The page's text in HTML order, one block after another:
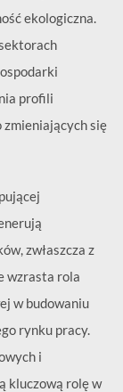
ekologiczna.
profili
zmieniających się
zwłaszcza z
wzrasta rola
w budowaniu
rynku pracy.
i
kluczową rolę w